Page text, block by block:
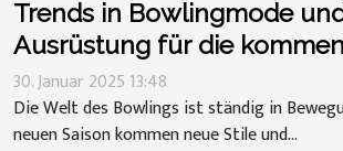
Trends in Bowlingmode
Ausrüstung für die
30. Januar 2025 13:48
Die Welt des Bowlings ist ständig in
neuen Saison kommen neue Stile und...